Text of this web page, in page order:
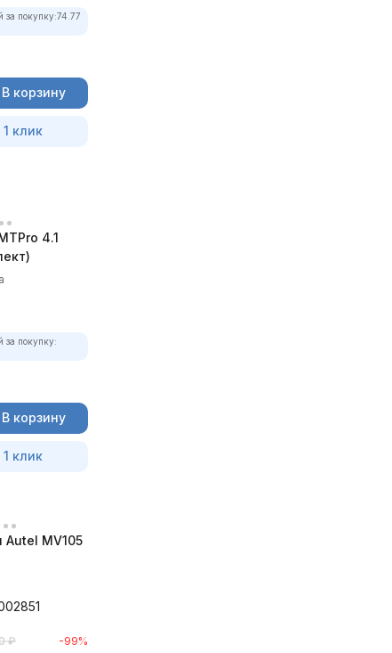
за покупку:74.77
В корзину
клик
4.1
за покупку:
В корзину
клик
MV105
₽ -99%